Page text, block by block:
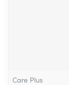
Care Plus